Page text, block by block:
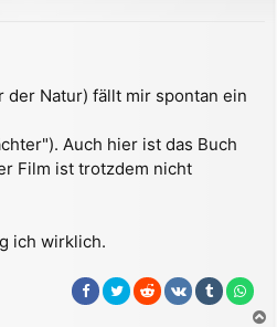
Natur) fällt mir spontan ein
Auch hier ist das Buch
Film ist trotzdem nicht
ich wirklich.